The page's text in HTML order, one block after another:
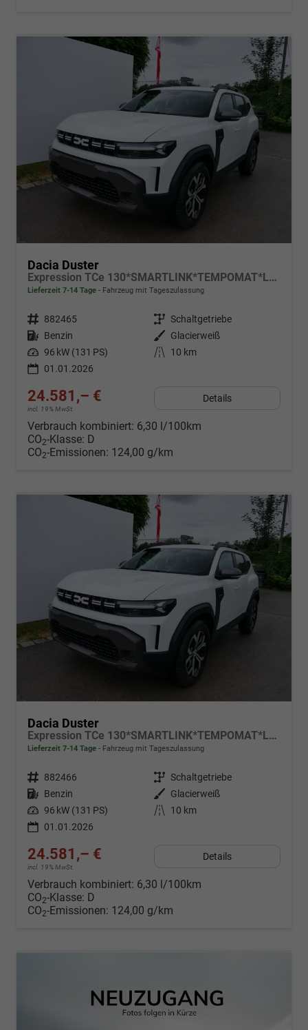
Dacia Duster
Expression TCe 130*SMARTLINK*TEMPOMAT*LED*PDC-KAMERA*SHZ*KLIMA*17-ZOLL
Lieferzeit 7-14 Tage Fahrzeug mit Tageszulassung
Fahrzeugnr. 882465 Getriebe Schaltgetriebe
Kraftstoff Benzin Außenfarbe
Glacierweiß
Leistung 96 kW (131 PS) Kilometerstand
10 km
01.01.2026
24.581,– €
incl. 19% MwSt.
Details
Verbrauch kombiniert: 6,30 l/100km
CO2-Klasse: D
CO2-Emissionen: 124,00 g/km
Dacia Duster
Expression TCe 130*SMARTLINK*TEMPOMAT*LED*PDC-KAMERA*SHZ*KLIMA*17-ZOLL
Lieferzeit 7-14 Tage Fahrzeug mit Tageszulassung
Fahrzeugnr. 882466 Getriebe Schaltgetriebe
Kraftstoff Benzin Außenfarbe
Glacierweiß
Leistung 96 kW (131 PS) Kilometerstand
10 km
01.01.2026
24.581,– €
incl. 19% MwSt.
Details
Verbrauch kombiniert: 6,30 l/100km
CO2-Klasse: D
CO2-Emissionen: 124,00 g/km